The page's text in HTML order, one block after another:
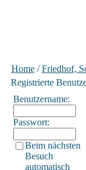
Home/Friedhof,
Registrierte
Benutzername:
Passwort:
Beim nächsten
Besuch
automatisch